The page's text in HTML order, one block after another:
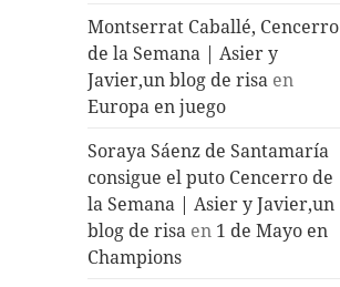
Montserrat Caballé, Cencerro
de la Semana | Asier y
Javier,un blog de risa en
Europa en juego
Soraya Sáenz de Santamaría
consigue el puto Cencerro de
la Semana | Asier y Javier,un
blog de risa en 1 de Mayo en
Champions